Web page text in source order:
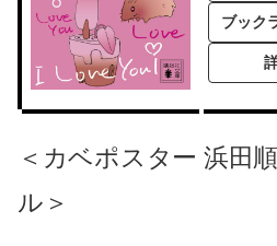
ブック
＜カベポスター 浜田
ル＞